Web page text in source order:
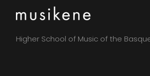
Higher School of Music of the